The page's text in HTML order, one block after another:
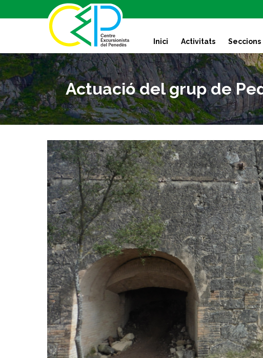
k
t
o
c
o
n
t
Inici Activitats Seccions
Actuació del grup de